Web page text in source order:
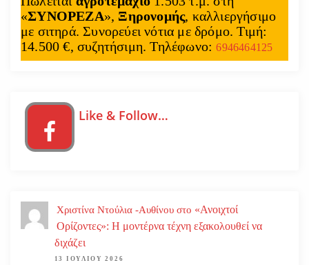
«ΣΥΝΟΡΕΖΑ», Ξηρονομής, καλλιεργήσιμο
με σιτηρά. Συνορεύει νότια με δρόμο. Τιμή:
14.500 €, συζητήσιμη. Τηλέφωνο:6946464125
Like & Follow…
Χριστίνα Ντούλια -Αυθίνου στο «Ανοιχτοί
Ορίζοντες»: Η μοντέρνα τέχνη εξακολουθεί να
διχάζει
13 ΙΟΥΛΊΟΥ 2026